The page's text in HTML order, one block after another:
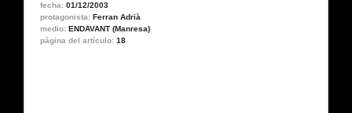
fecha: 01/12/2003
protagonista: Ferran Adrià
medio: ENDAVANT (Manresa)
página del artículo: 18